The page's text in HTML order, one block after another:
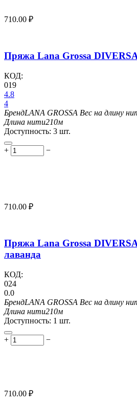
710.00 ₽
Пряжа Lana Grossa
КОД:
019
4.8
4
БрендLANA GROSSA Вес на длину
Длина нити210м
Доступность: 3 шт.
+ −
710.00 ₽
Пряжа Lana Grossa
лаванда
КОД:
024
0.0
БрендLANA GROSSA Вес на длину
Длина нити210м
Доступность: 1 шт.
+ −
710.00 ₽